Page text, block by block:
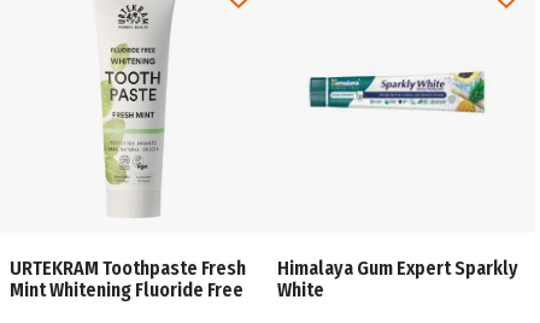
URTEKRAM Toothpaste Fresh
Mint Whitening Fluoride Free
Himalaya Gum Expert Sparkly
White